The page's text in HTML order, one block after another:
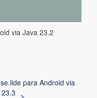
via Java 23.2
para Android via